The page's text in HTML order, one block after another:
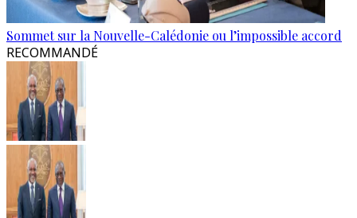
Sommet sur la Nouvelle-Calédonie ou l’impossible accord
RECOMMANDÉ